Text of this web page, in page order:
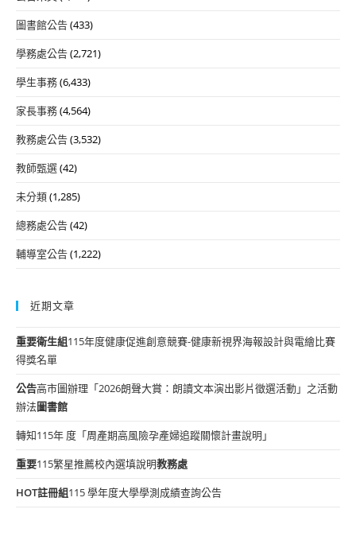
圖書館公告(433)
學務處公告(2,721)
學生事務(6,433)
家長事務(4,564)
教務處公告(3,532)
教師甄選(42)
未分類(1,285)
總務處公告(42)
輔導室公告(1,222)
近期文章
重要衛生組115年度健康促進創意競賽-健康新視界海報設計與電繪比賽
得獎名單
公告高市圖辦理「2026朗聲大賞：朗讀文本演出影片徵選活動」之活動
辦法圖書館
轉知115年 度「周產期高風險孕產婦追蹤關懷計畫說明」
重要115繁星推薦校內選填說明教務處
HOT註冊組115 學年度大學學測成績查詢公告